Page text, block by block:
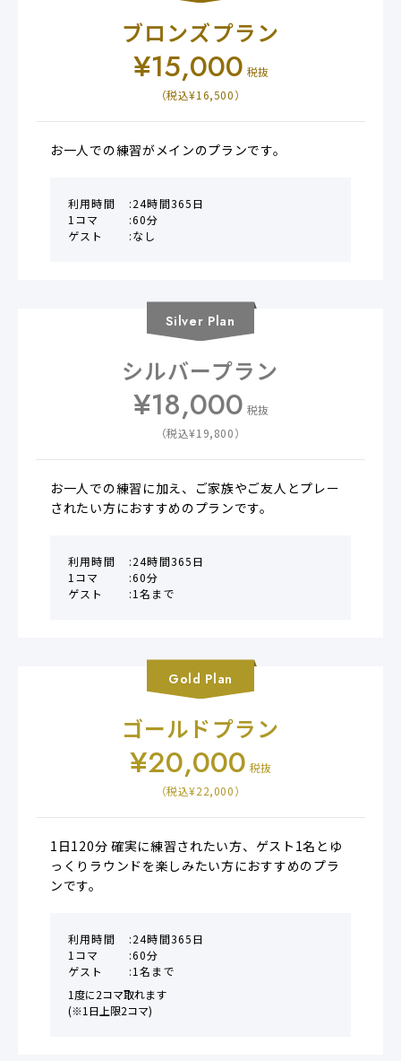
ブロンズプラン
¥15,000 税抜
（税込¥16,500）
お一人での練習がメインのプランです。
利用時間
24時間365日
1コマ
60分
ゲスト
なし
Silver Plan
シルバープラン
¥18,000 税抜
（税込¥19,800）
お一人での練習に加え、ご家族やご友人とプレー
されたい方におすすめのプランです。
利用時間
24時間365日
1コマ
60分
ゲスト
1名まで
Gold Plan
ゴールドプラン
¥20,000 税抜
（税込¥22,000）
1日120分 確実に練習されたい方、ゲスト1名とゆ
っくりラウンドを楽しみたい方におすすめのプラ
ンです。
利用時間
24時間365日
1コマ
60分
ゲスト
1名まで
1度に2コマ取れます
(※1日上限2コマ)